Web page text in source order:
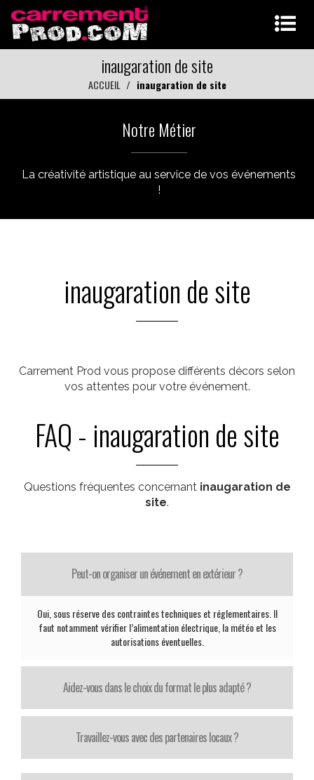
inaugaration de site
ACCUEIL inaugaration de site
Notre Métier
La créativité artistique au service de vos événements
!
inaugaration de site
Carrement Prod vous propose différents décors selon
vos attentes pour votre événement.
FAQ - inaugaration de site
Questions fréquentes concernant inaugaration de
site.
Peut-on organiser un événement en extérieur ?
Oui, sous réserve des contraintes techniques et réglementaires. Il
faut notamment vérifier l’alimentation électrique, la météo et les
autorisations éventuelles.
Aidez-vous dans le choix du format le plus adapté ?
Travaillez-vous avec des partenaires locaux ?